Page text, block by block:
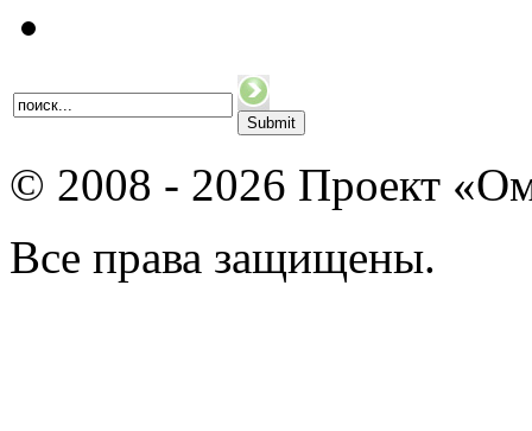
© 2008 - 2026 Проект
Все права защищены.